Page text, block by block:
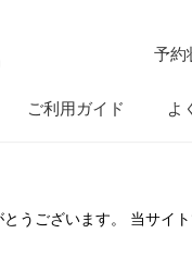
予約
ご利用ガイド よ
うございます。 当サイ